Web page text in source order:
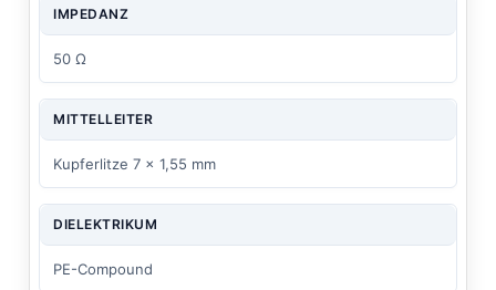
IMPEDANZ
50 Ω
MITTELLEITER
Kupferlitze 7 x 1,55 mm
DIELEKTRIKUM
PE-Compound